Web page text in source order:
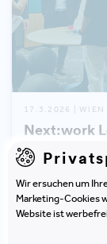
17.3.2026 | WIEN
Next:work
hautnah
Wir ersuchen um
Marketing-Cookies
Website ist